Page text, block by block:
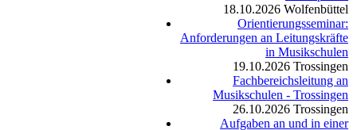
18.10.2026 Wolfenbüttel
Orientierungsseminar:
Anforderungen an Leitungskräfte
in Musikschulen
19.10.2026 Trossingen
Fachbereichsleitung an
Musikschulen - Trossingen
26.10.2026 Trossingen
Aufgaben an und in einer